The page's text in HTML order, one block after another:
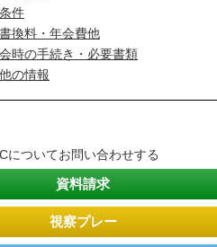
件
換料・年会費他
時の手続き・必要書類
の情報
についてお問い合わせする
資料請求
視察プレー